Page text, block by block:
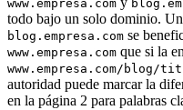
www.empresa.com
todo bajo un solo dominio.
blog.empresa.com se
www.empresa.com que si la
www.empresa.com/blog/
autoridad puede marcar la
en la página 2 para palabras